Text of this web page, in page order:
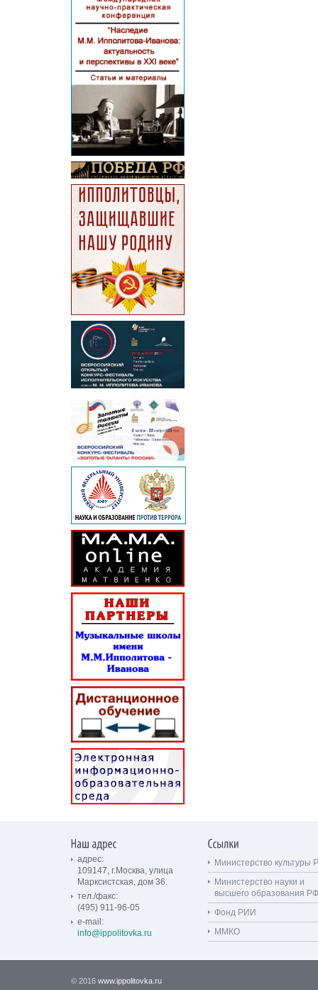
адрес:
109147, г.Москва, улица
Марксистская, дом 36.
тел./факс:
(495) 911-96-05
e-mail:
info@ippolitovka.ru
Министерство культуры
Министерство науки и
высшего образования РФ
Фонд РИИ
ММКО
© 2016 www.ippolitovka.ru